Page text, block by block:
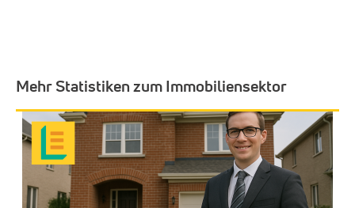
Mehr Statistiken zum Immobiliensektor